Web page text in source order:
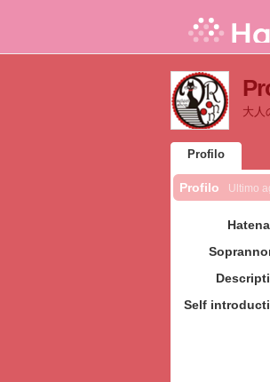
大人
Profilo
Profilo Ultimo
Self